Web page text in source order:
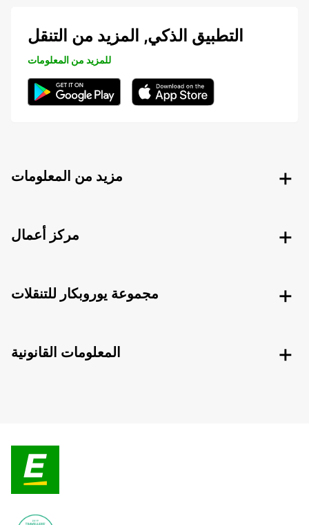
التطبيق الذكي, المزيد من التنقل
للمزيد من المعلومات
مزيد من المعلومات
مركز أعمال
مجموعة يوروبكار للتنقلات
المعلومات القانونية